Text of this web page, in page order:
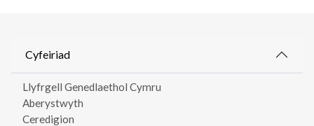
Cyfeiriad
Llyfrgell Genedlaethol Cymru
Aberystwyth
Ceredigion